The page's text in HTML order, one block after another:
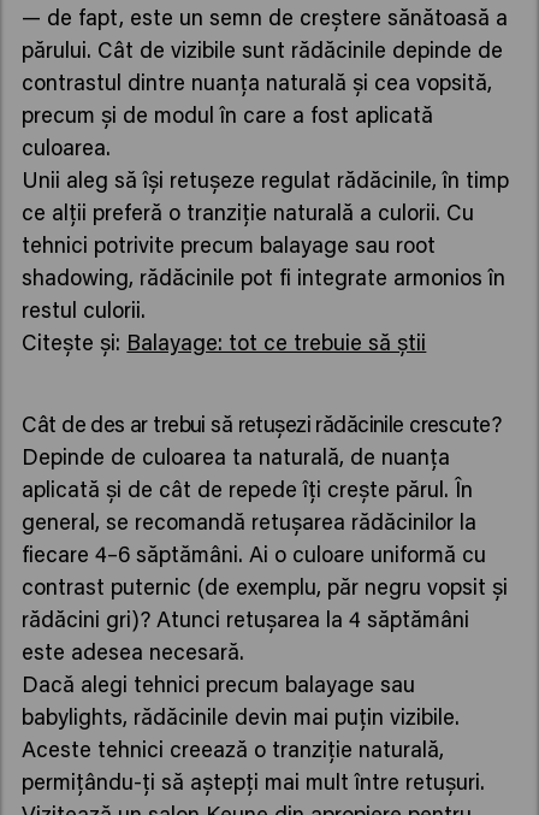
— de fapt, este un semn de creștere sănătoasă a
părului. Cât de vizibile sunt rădăcinile depinde de
contrastul dintre nuanța naturală și cea vopsită,
precum și de modul în care a fost aplicată
culoarea.
Unii aleg să își retușeze regulat rădăcinile, în timp
ce alții preferă o tranziție naturală a culorii. Cu
tehnici potrivite precum balayage sau root
shadowing, rădăcinile pot fi integrate armonios în
restul culorii.
Citește și: Balayage: tot ce trebuie să știi
Cât de des ar trebui să retușezi rădăcinile crescute?
Depinde de culoarea ta naturală, de nuanța
aplicată și de cât de repede îți crește părul. În
general, se recomandă retușarea rădăcinilor la
fiecare 4–6 săptămâni. Ai o culoare uniformă cu
contrast puternic (de exemplu, păr negru vopsit și
rădăcini gri)? Atunci retușarea la 4 săptămâni
este adesea necesară.
Dacă alegi tehnici precum balayage sau
babylights, rădăcinile devin mai puțin vizibile.
Aceste tehnici creează o tranziție naturală,
permițându-ți să aștepți mai mult între retușuri.